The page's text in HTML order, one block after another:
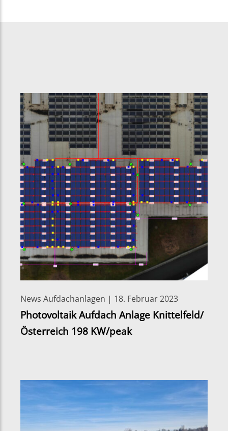
News Aufdachanlagen | 18. Februar 2023
Photovoltaik Aufdach Anlage Knittelfeld/
Österreich 198 KW/peak